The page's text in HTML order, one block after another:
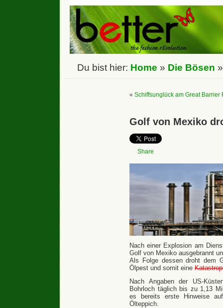
Du bist hier: Home » Die Bösen
« Schiffsunglück am Great Barrier
Golf von Mexiko
Share
Nach einer Explosion am
Golf von Mexiko ausgebrannt
Als Folge dessen droht dem
Ölpest und somit eine
Nach Angaben der US-
Bohrloch täglich bis zu 1,13
es bereits erste Hinweise
Ölteppich.